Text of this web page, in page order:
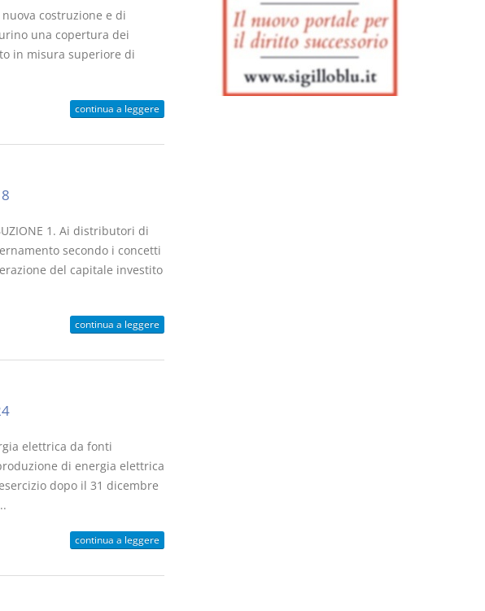
nuova costruzione e di
una copertura dei
in misura superiore di
continua a leggere
1. Ai distributori di
secondo i concetti
del capitale investito
continua a leggere
elettrica da fonti
di energia elettrica
dopo il 31 dicembre
continua a leggere